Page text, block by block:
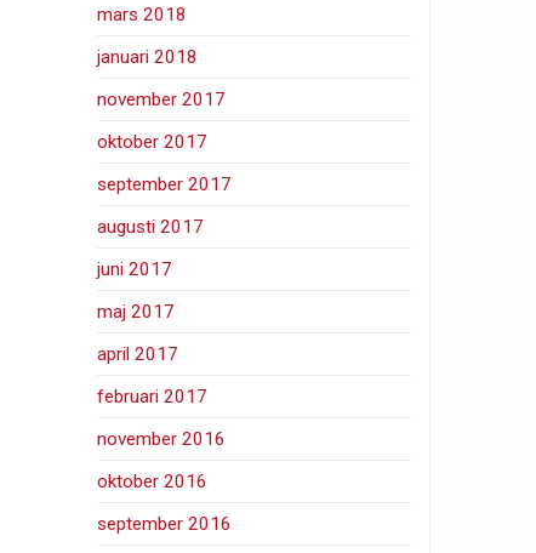
mars 2018
januari 2018
november 2017
oktober 2017
september 2017
augusti 2017
juni 2017
maj 2017
april 2017
februari 2017
november 2016
oktober 2016
september 2016